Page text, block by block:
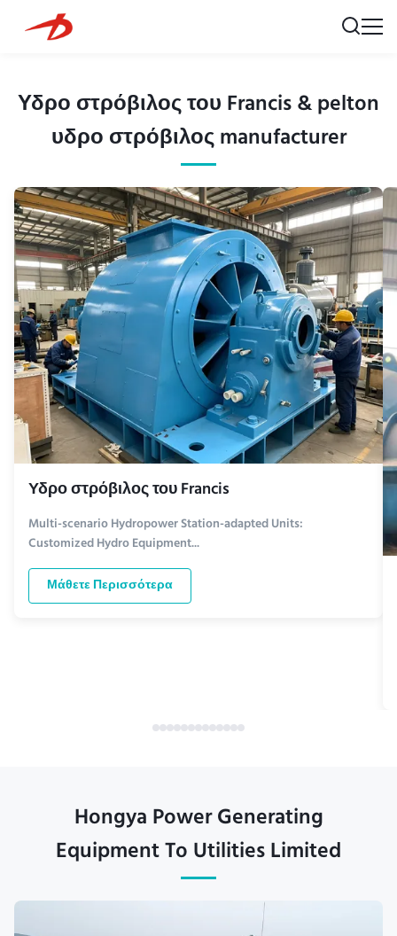
Υδρο στρόβιλος του Francis & pelton
υδρο στρόβιλος manufacturer
Υδρο στρόβιλος του Francis
Multi-scenario Hydropower Station-adapted Units:
Customized Hydro Equipment...
Μάθετε Περισσότερα
Hongya Power Generating
Equipment To Utilities Limited